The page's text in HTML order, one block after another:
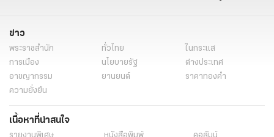
ข่าว
พระราชสำนัก ทั่วไทย
ในกระแส
การเมือง
นโยบายรัฐ
ต่างประเทศ
อาชญากรรม
ยานยนต์
ราคาทองคำ
ความยั่งยืน
เนื้อหาที่น่าสนใจ